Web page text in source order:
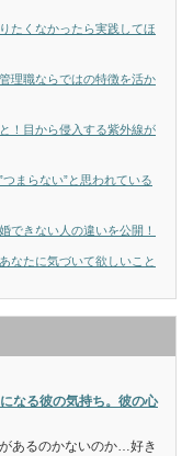
たくなかったら実践してほ
理職ならではの特徴を活か
！目から侵入する紫外線が
まらない”と思われている
できない人の違いを公開！
なたに気づいて欲しいこと
なる彼の気持ち。彼の心
あるのかないのか…好き